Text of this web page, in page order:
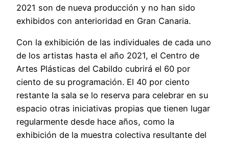
2021 son de nueva producción y no han sido
exhibidos con anterioridad en Gran Canaria.
Con la exhibición de las individuales de cada uno
de los artistas hasta el año 2021, el Centro de
Artes Plásticas del Cabildo cubrirá el 60 por
ciento de su programación. El 40 por ciento
restante la sala se lo reserva para celebrar en su
espacio otras iniciativas propias que tienen lugar
regularmente desde hace años, como la
exhibición de la muestra colectiva resultante del